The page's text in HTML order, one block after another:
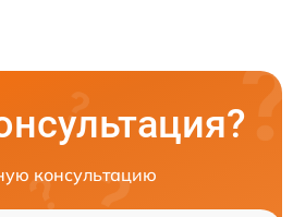
консультацию